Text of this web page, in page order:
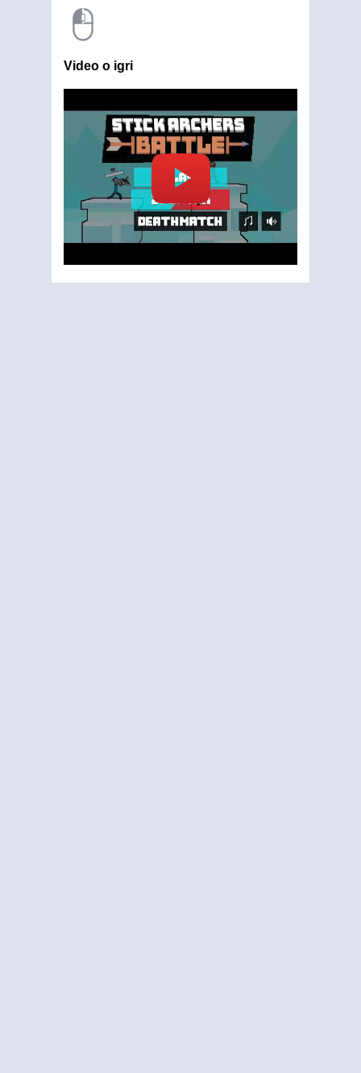
Video o igri